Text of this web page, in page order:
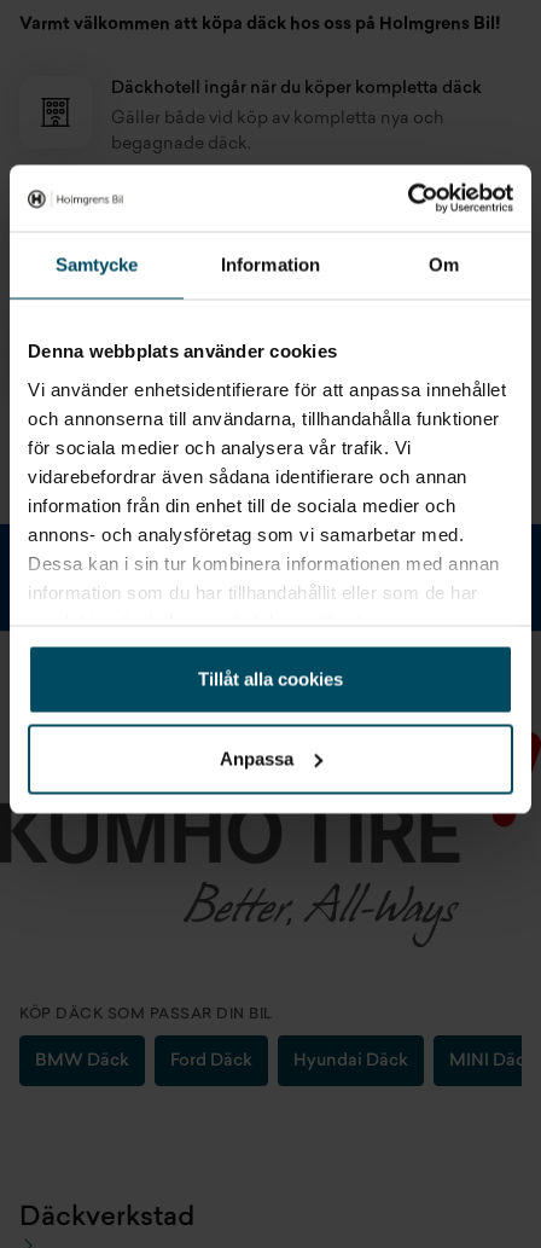
Samtycke Information Om
Denna webbplats använder cookies
Vi använder enhetsidentifierare för att anpassa innehållet
och annonserna till användarna, tillhandahålla funktioner
för sociala medier och analysera vår trafik. Vi
vidarebefordrar även sådana identifierare och annan
information från din enhet till de sociala medier och
annons- och analysföretag som vi samarbetar med.
Dessa kan i sin tur kombinera informationen med annan
information som du har tillhandahållit eller som de har
Tillåt alla cookies
Anpassa
Varmt välkommen att köpa däck hos oss på Holmgrens Bil!
Däckhotell ingår när du köper kompletta däck
Gäller både vid köp av kompletta nya och
begagnade däck.
Begagnade hjul alltid med god kvalitet
som är kontrollerade av våra däckexperter.
Du behöver bara lämna bilen hos oss så byter vi till
nya fräscha däck och tar hand om dina gamla däck.
VÅRA DÄCK VARUMÄRKEN
KÖP DÄCK SOM PASSAR DIN BIL
BMW Däck Ford Däck Hyundai Däck MINI Däck
Däckverkstad